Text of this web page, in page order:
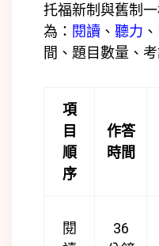
托福新制與舊制
為： 閱讀 、 聽力 、
間、題目數量、
項
目
順
序
作答
時間
閱
36